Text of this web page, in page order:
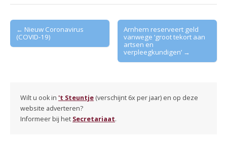
Post
navigation
← Nieuw Coronavirus
(COVID-19)
Arnhem reserveert geld
vanwege ‘groot tekort aan
artsen en
verpleegkundigen’ →
Wilt u ook in 't Steuntje (verschijnt 6x per jaar) en op deze
website adverteren?
Informeer bij het Secretariaat.